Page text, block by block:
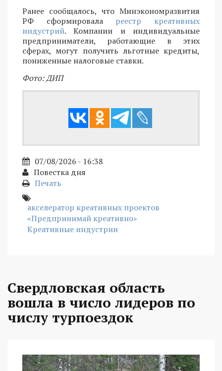
Ранее сообщалось, что Минэкономразвития
РФ сформировала реестр креативных
индустрий. Компании и индивидуальные
предприниматели, работающие в этих
сферах, могут получить льготные кредиты,
пониженные налоговые ставки.
Фото: ДИП
07/08/2026 - 16:38
Повестка дня
Печать
акселератор креативных проектов
«Предпринимай креативно»
Креативные индустрии
Свердловская область
вошла в число лидеров по
числу турпоездок